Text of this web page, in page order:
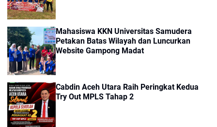
Mahasiswa KKN Universitas Samudera
Petakan Batas Wilayah dan Luncurkan
Website Gampong Madat
Cabdin Aceh Utara Raih Peringkat Kedua
Try Out MPLS Tahap 2